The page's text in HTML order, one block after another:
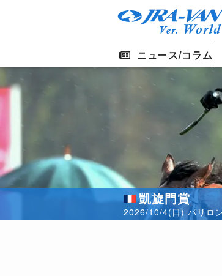
ニュース/コラム
凱旋門賞
2026/10/4(日) パリロ